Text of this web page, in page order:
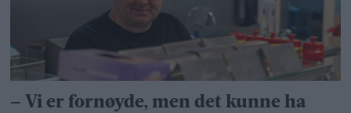
– Vi er fornøyde, men det kunne ha